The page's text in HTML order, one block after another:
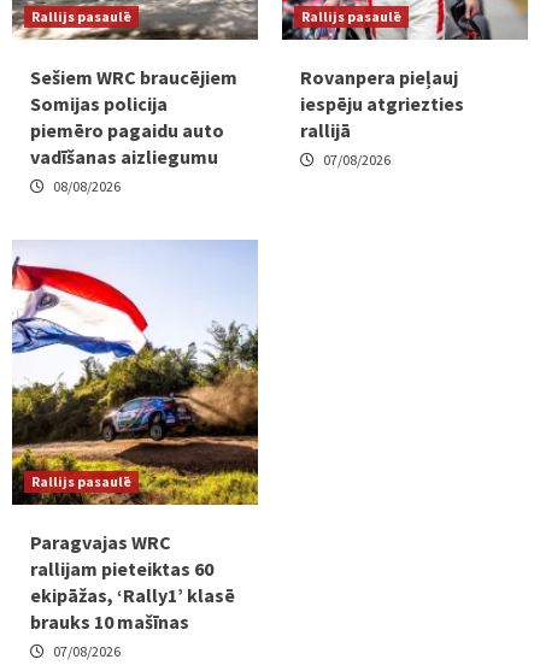
Rallijs pasaulē
Sešiem WRC braucējiem
Somijas policija
piemēro pagaidu auto
vadīšanas aizliegumu
08/08/2026
Rallijs pasaulē
Rovanpera pieļauj
iespēju atgriezties
rallijā
07/08/2026
Rallijs pasaulē
Paragvajas WRC
rallijam pieteiktas 60
ekipāžas, ‘Rally1’ klasē
brauks 10 mašīnas
07/08/2026